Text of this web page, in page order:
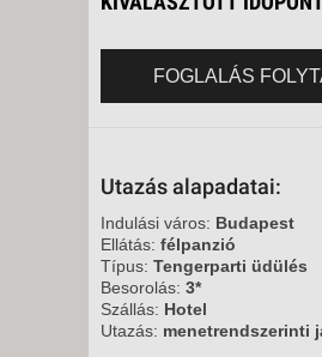
FOGLALÁS
Utazás alapadatai:
Indulási város: Budapest
Ellátás: félpanzió
Típus: Tengerparti üdülés
Besorolás: 3*
Szállás: Hotel
Utazás: menetrendszerinti